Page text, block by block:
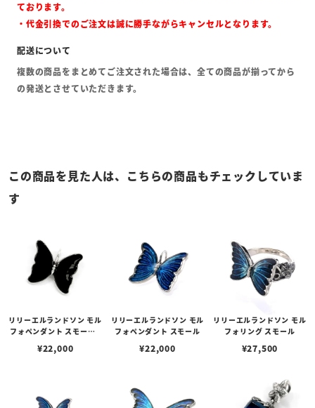
ております。
・代金引換でのご注文は誠に勝手ながらキャンセルとなります。
複数の商品をまとめてご注文された場合は、全ての商品が揃ってから
の発送とさせていただきます。
この商品を見た人は、こちらの商品もチェックしていま
す
リリーエルランドソン モル
フォペンダント スモール -
¥22,000
リリーエルランドソン モル
フォペンダント スモール
¥22,000
リリーエルランドソン モル
フォリング スモール
¥27,500